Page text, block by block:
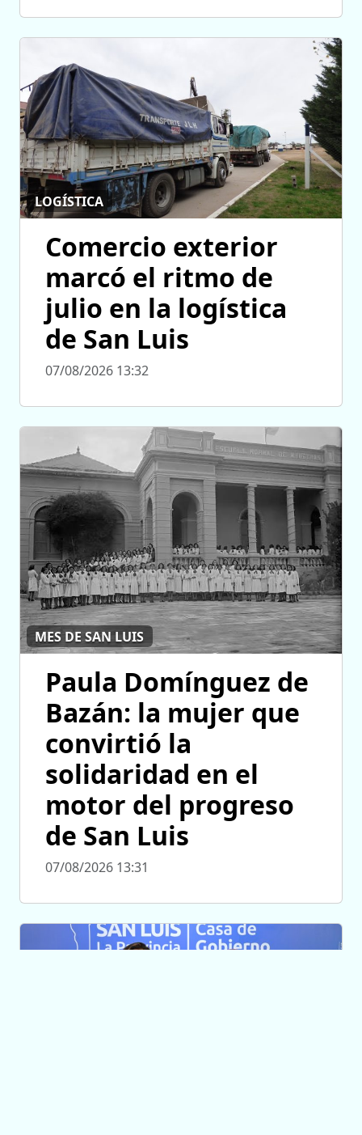
LOGÍSTICA
Comercio exterior
marcó el ritmo de
julio en la logística
de San Luis
07/08/2026 13:32
MES DE SAN LUIS
Paula Domínguez de
Bazán: la mujer que
convirtió la
solidaridad en el
motor del progreso
de San Luis
07/08/2026 13:31